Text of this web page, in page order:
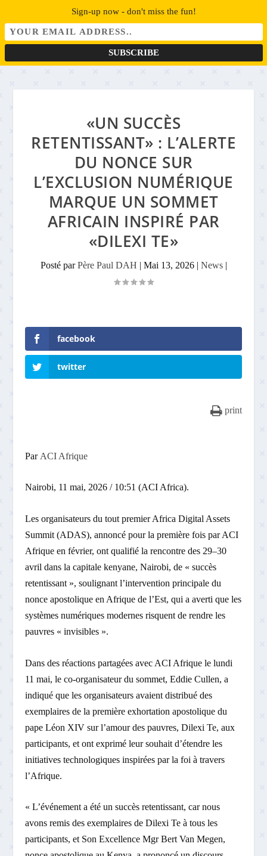
«UN SUCCÈS
RETENTISSANT» : L’ALERTE
DU NONCE SUR
L’EXCLUSION NUMÉRIQUE
MARQUE UN SOMMET
AFRICAIN INSPIRÉ PAR
«DILEXI TE»
Posté parPère Paul DAH | Mai 13, 2026| News|
facebook
twitter
print
Par ACI Afrique
Nairobi, 11 mai, 2026 / 10:51 (ACI Africa).
Les organisateurs du tout premier Africa Digital Assets
Summit (ADAS), annoncé pour la première fois par ACI
Afrique en février, ont qualifié la rencontre des 29–30
avril dans la capitale kenyane, Nairobi, de « succès
retentissant », soulignant l’intervention principale du
nonce apostolique en Afrique de l’Est, qui a averti que les
systèmes numériques modernes risquent de rendre les
pauvres « invisibles ».
Dans des réactions partagées avec ACI Afrique le lundi
11 mai, le co-organisateur du sommet, Eddie Cullen, a
indiqué que les organisateurs avaient distribué des
exemplaires de la première exhortation apostolique du
pape Léon XIV sur l’amour des pauvres, Dilexi Te, aux
participants, et ont exprimé leur souhait d’étendre les
initiatives technologiques inspirées par la foi à travers
l’Afrique.
« L’événement a été un succès retentissant, car nous
avons remis des exemplaires de Dilexi Te à tous les
participants, et Son Excellence Mgr Bert Van Megen,
Sign-up now - don't miss the fun!